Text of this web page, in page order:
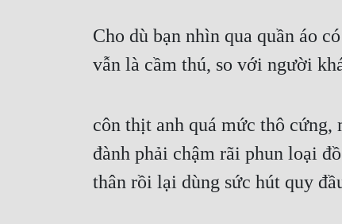
Cho dù bạn nhìn qua quần áo
vẫn là cầm thú, so với người
côn thịt anh quá mức thô
đành phải chậm rãi phun loại
thân rồi lại dùng sức hút quy